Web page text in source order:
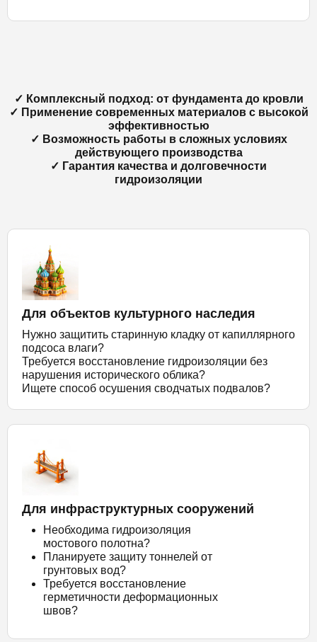
✓ Комплексный подход: от фундамента до кровли
✓ Применение современных материалов с высокой
эффективностью
✓ Возможность работы в сложных условиях
действующего производства
✓ Гарантия качества и долговечности
гидроизоляции
Для объектов культурного наследия
Нужно защитить старинную кладку от капиллярного
подсоса влаги?
Требуется восстановление гидроизоляции без
нарушения исторического облика?
Ищете способ осушения сводчатых подвалов?
Для инфраструктурных сооружений
Необходима гидроизоляция
мостового полотна?
Планируете защиту тоннелей от
грунтовых вод?
Требуется восстановление
герметичности деформационных
швов?